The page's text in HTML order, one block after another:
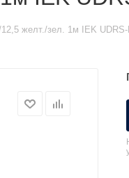
желт./зел. 1м IEK UDRS-